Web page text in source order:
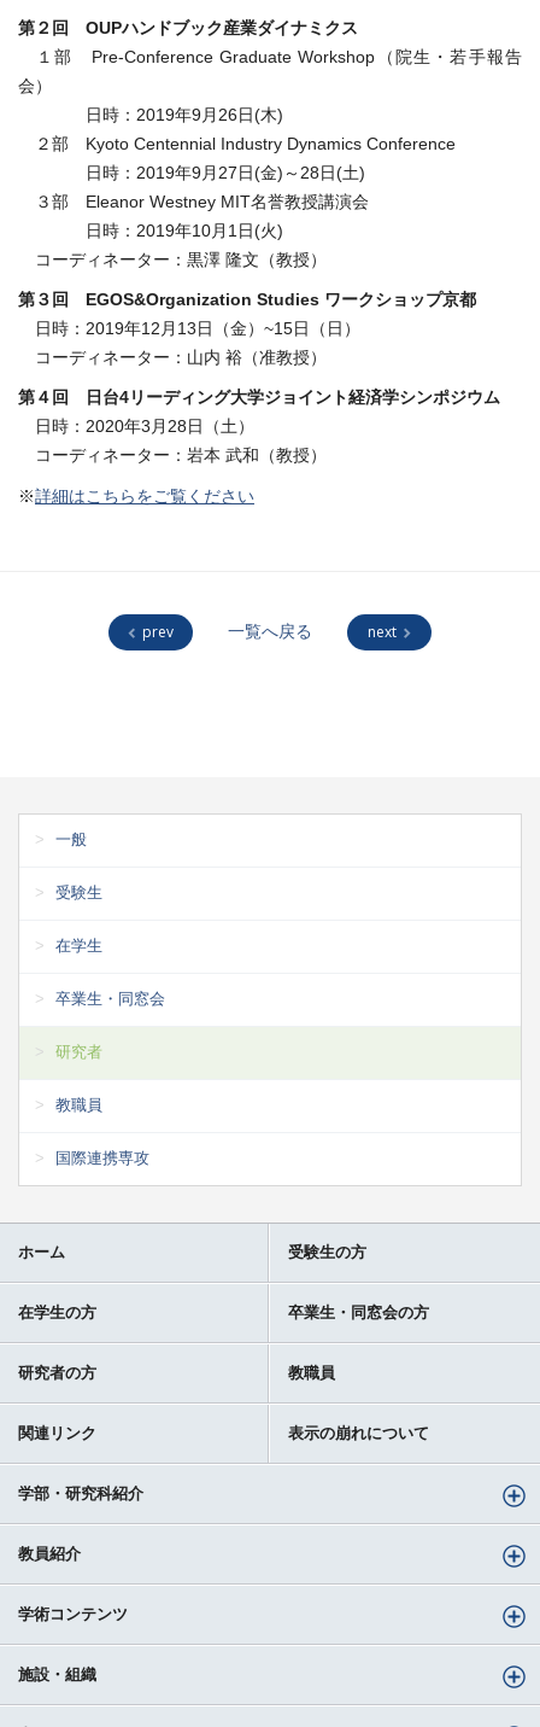
第２回 OUPハンドブック産業ダイナミクス
１部 Pre-Conference Graduate Workshop（院生・若手報告
会）
日時：2019年9月26日(木)
２部 Kyoto Centennial Industry Dynamics Conference
日時：2019年9月27日(金)～28日(土)
３部 Eleanor Westney MIT名誉教授講演会
日時：2019年10月1日(火)
コーディネーター：黒澤 隆文（教授）
第３回 EGOS&Organization Studies ワークショップ京都
日時：2019年12月13日（金）~15日（日）
コーディネーター：山内 裕（准教授）
第４回 日台4リーディング大学ジョイント経済学シンポジウム
日時：2020年3月28日（土）
コーディネーター：岩本 武和（教授）
※詳細はこちらをご覧ください
prev 一覧へ戻る next
一般
受験生
在学生
卒業生・同窓会
研究者
教職員
国際連携専攻
ホーム 受験生の方
在学生の方 卒業生・同窓会の方
研究者の方 教職員
関連リンク 表示の崩れについて
学部・研究科紹介
教員紹介
学術コンテンツ
施設・組織